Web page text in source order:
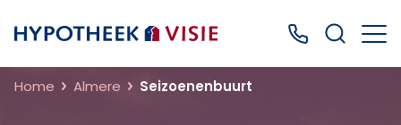
Terug naar home Bel ons: 0499
Home Almere Seizoenenbuurt